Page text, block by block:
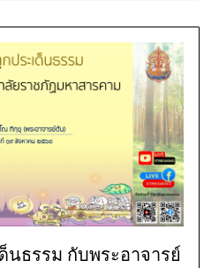
ธรรม กับพระอาจารย์